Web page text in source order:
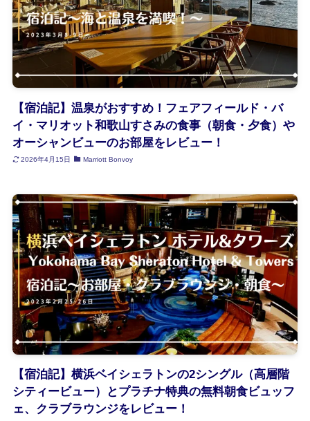
【宿泊記】温泉がおすすめ！フェアフィールド・バ
イ・マリオット和歌山すさみの食事（朝食・夕食）や
オーシャンビューのお部屋をレビュー！
2026年4月15日 Marriott Bonvoy
【宿泊記】横浜ベイシェラトンの2シングル（高層階
シティービュー）とプラチナ特典の無料朝食ビュッフ
ェ、クラブラウンジをレビュー！